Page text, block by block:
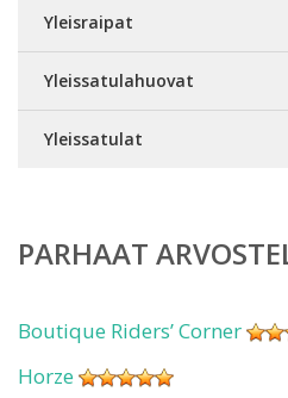
Yleisraipat
Yleissatulahuovat
Yleissatulat
PARHAAT
Boutique Riders’ Corner
Horze